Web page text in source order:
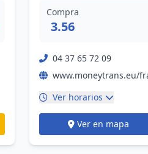
Compra
3.56
04 37 65 72 09
www.moneytrans.eu/
Ver horarios
Ver en mapa